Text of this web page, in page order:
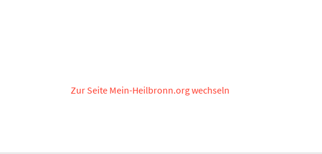
Zur Seite Mein-Heilbronn.org wechseln